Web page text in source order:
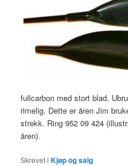
fullcarbon med stort blad.
rimelig. Dette er åren Jim
strekk. Ring 952 09 424
åren).
Skrevet i Kjøp og salg